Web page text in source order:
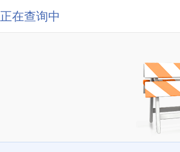
正在查询中